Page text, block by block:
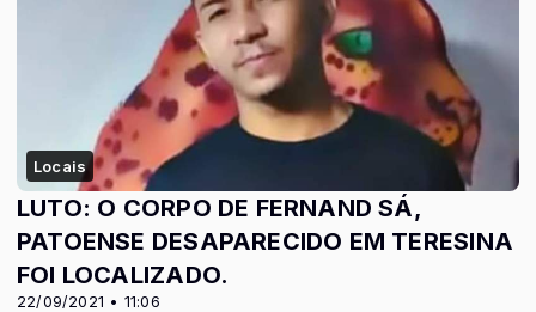
Locais
22/09/2021 • 11:06
LUTO: O CORPO DE FERNAND SÁ,
PATOENSE DESAPARECIDO EM TERESINA
FOI LOCALIZADO.